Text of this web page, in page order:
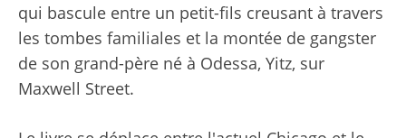
qui bascule entre un petit-fils creusant à travers
les tombes familiales et la montée de gangster
de son grand-père né à Odessa, Yitz, sur
Maxwell Street.